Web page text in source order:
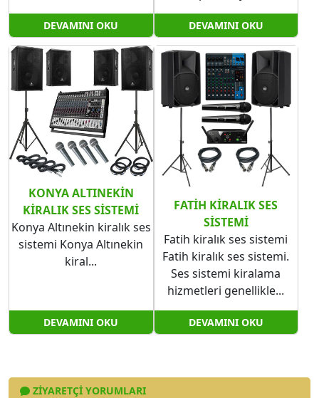
DEVAMINI OKU DEVAMINI OKU
KONYA ALTINEKIN​​​​​​​
KIRALIK SES SISTEMI
Konya Altınekin kiralık ses
sistemi Konya Altınekin​​​​​​​
kiral...
DEVAMINI OKU
FATIH KIRALIK SES
SISTEMI
Fatih kiralık ses sistemi
Fatih kiralık ses sistemi.
Ses sistemi kiralama
hizmetleri genellikle...
DEVAMINI OKU
ZIYARETÇI YORUMLARI